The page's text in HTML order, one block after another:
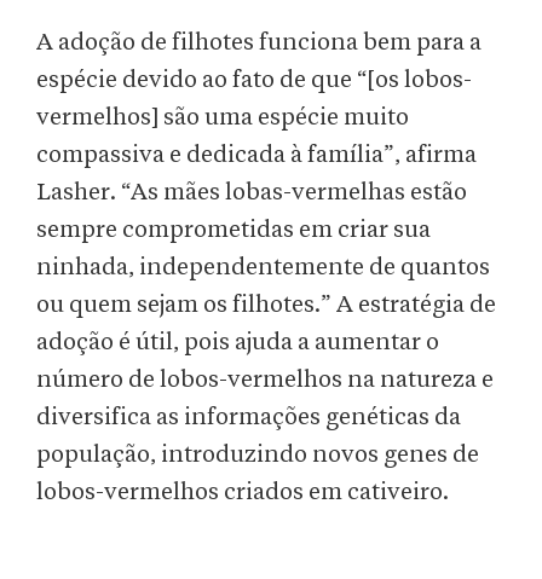
A adoção de filhotes funciona bem para a
espécie devido ao fato de que “[os lobos-
vermelhos] são uma espécie muito
compassiva e dedicada à família”, afirma
Lasher. “As mães lobas-vermelhas estão
sempre comprometidas em criar sua
ninhada, independentemente de quantos
ou quem sejam os filhotes.” A estratégia de
adoção é útil, pois ajuda a aumentar o
número de lobos-vermelhos na natureza e
diversifica as informações genéticas da
população, introduzindo novos genes de
lobos-vermelhos criados em cativeiro.